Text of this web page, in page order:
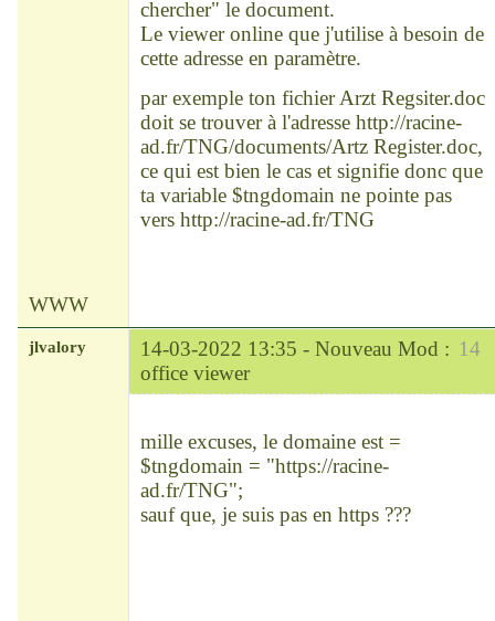
chercher" le document.
Le viewer online que j'utilise à besoin de
cette adresse en paramètre.
par exemple ton fichier Arzt Regsiter.doc
doit se trouver à l'adresse http://racine-
ad.fr/TNG/documents/Artz Register.doc,
ce qui est bien le cas et signifie donc que
ta variable $tngdomain ne pointe pas
vers http://racine-ad.fr/TNG
WWW
14
jlvalory 14-03-2022 13:35 - Nouveau Mod :
office viewer
mille excuses, le domaine est =
$tngdomain = "https://racine-
ad.fr/TNG";
sauf que, je suis pas en https ???